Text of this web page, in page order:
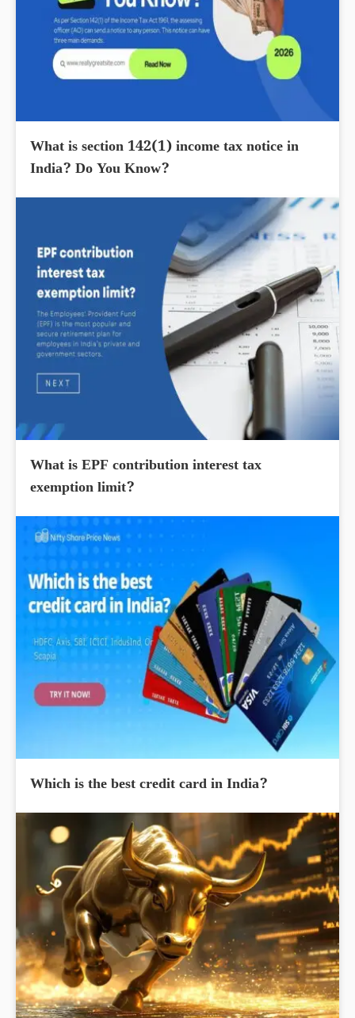
What is section 142(1) income tax notice in
India? Do You Know?
What is EPF contribution interest tax
exemption limit?
Which is the best credit card in India?